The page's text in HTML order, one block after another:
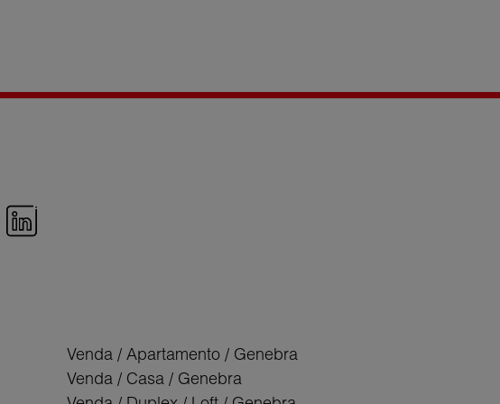
Venda / Apartamento / Genebra
Venda / Casa / Genebra